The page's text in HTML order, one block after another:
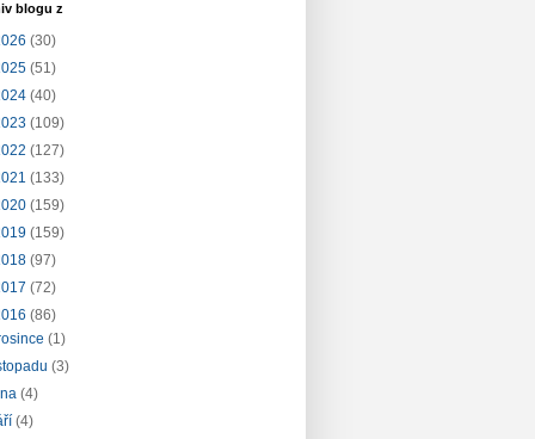
blogu z
(30)
(51)
(40)
(109)
(127)
(133)
(159)
(159)
(97)
(72)
(86)
(1)
(3)
(4)
(4)